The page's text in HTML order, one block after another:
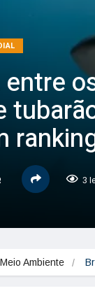
3
Meio Ambiente